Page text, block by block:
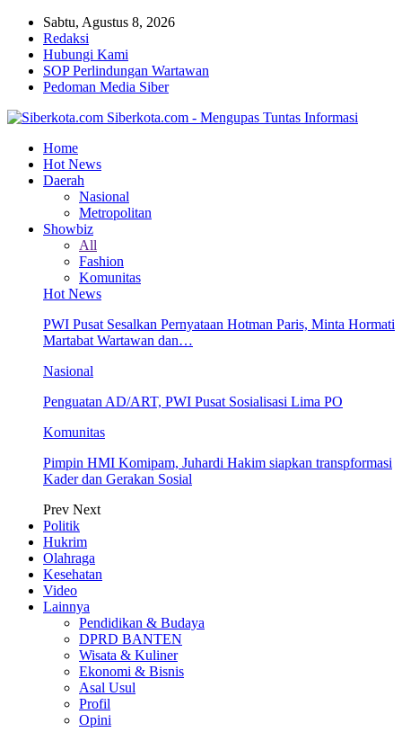
Sabtu, Agustus 8, 2026
Redaksi
Hubungi Kami
SOP Perlindungan Wartawan
Pedoman Media Siber
Siberkota.com - Mengupas Tuntas Informasi
Home
Hot News
Daerah
Nasional
Metropolitan
Showbiz
All
Fashion
Komunitas
Hot News
PWI Pusat Sesalkan Pernyataan Hotman Paris, Minta Hormati
Martabat Wartawan dan…
Nasional
Penguatan AD/ART, PWI Pusat Sosialisasi Lima PO
Komunitas
Pimpin HMI Komipam, Juhardi Hakim siapkan transpformasi
Kader dan Gerakan Sosial
Prev Next
Politik
Hukrim
Olahraga
Kesehatan
Video
Lainnya
Pendidikan & Budaya
DPRD BANTEN
Wisata & Kuliner
Ekonomi & Bisnis
Asal Usul
Profil
Opini